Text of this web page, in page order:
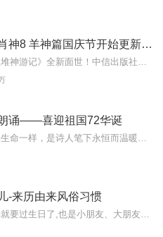
小猪屏蓬十二生肖神8 羊神篇国庆节开始更新啦！
诵——喜迎祖国72华诞
-来历由来风俗习惯